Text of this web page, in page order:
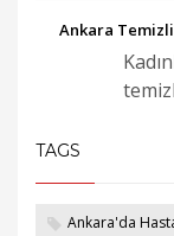
Ankara
TAGS
Ankara'da